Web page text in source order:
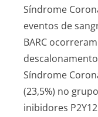
Síndrome
eventos de
BARC
Síndrome
(23,5%) no
inibidores